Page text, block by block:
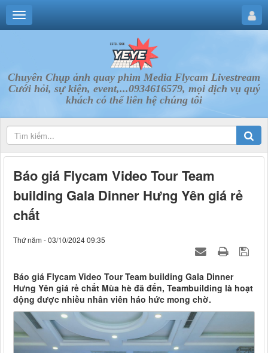
Chuyên Chụp ảnh quay phim Media Flycam Livestream
Cưới hỏi, sự kiện, event,...0934616579, mọi dịch vụ quý
khách có thể liên hệ chúng tôi
Báo giá Flycam Video Tour Team
building Gala Dinner Hưng Yên giá rẻ
chất
Thứ năm - 03/10/2024 09:35
Báo giá Flycam Video Tour Team building Gala Dinner
Hưng Yên giá rẻ chất Mùa hè đã đến, Teambuilding là hoạt
động được nhiều nhân viên háo hức mong chờ.